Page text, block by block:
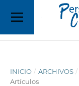
INICIO / ARCHIVOS /
Artículos